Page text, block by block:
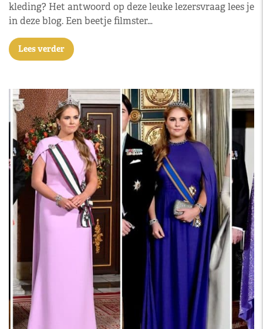
kleding? Het antwoord op deze leuke lezersvraag lees je
in deze blog. Een beetje filmster…
Lees verder